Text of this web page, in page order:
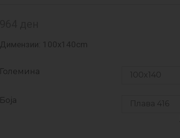
Димензии: 100х140cm
Големина
Боја